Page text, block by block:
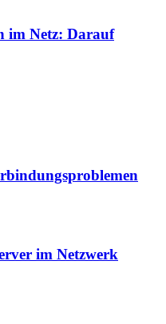
im Netz: Darauf
im Netzwerk